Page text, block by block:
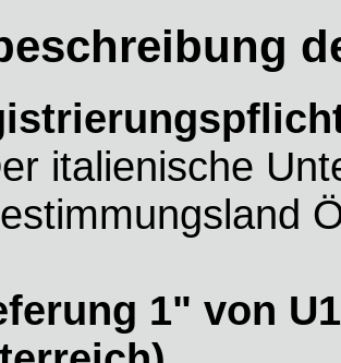
italienische
1" von